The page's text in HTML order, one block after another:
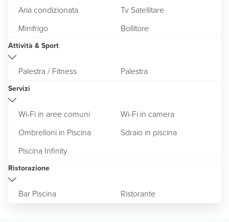
Aria condizionata
Tv Satellitare
Minifrigo
Bollitore
Attività & Sport
Palestra / Fitness Palestra
Servizi
Wi-Fi in aree comuni
Wi-Fi in camera
Ombrelloni in Piscina
Sdraio in piscina
Piscina Infinity
Ristorazione
Bar Piscina Ristorante